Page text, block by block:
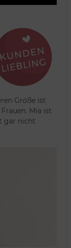
Größe ist
Mia ist
gar nicht